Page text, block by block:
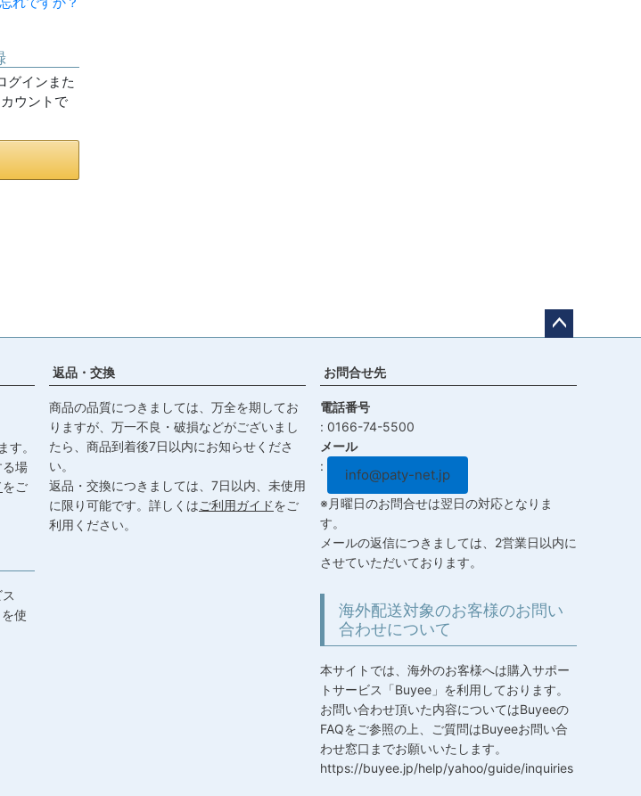
グインまた
ウントで
ップ
す。
る場
をご
使
返品・交換
商品の品質につきましては、万全を期してお
りますが、万一不良・破損などがございまし
たら、商品到着後7日以内にお知らせくださ
い。
返品・交換につきましては、7日以内、未使用
に限り可能です。詳しくはご利用ガイドをご
利用ください。
お問合せ先
電話番号
0166-74-5500
メール
info@paty-net.jp
※月曜日のお問合せは翌日の対応となりま
す。
メールの返信につきましては、2営業日以内に
させていただいております。
海外配送対象のお客様のお問い
合わせについて
本サイトでは、海外のお客様へは購入サポー
トサービス「Buyee」を利用しております。
お問い合わせ頂いた内容についてはBuyeeの
FAQをご参照の上、ご質問はBuyeeお問い合
わせ窓口までお願いいたします。
https://buyee.jp/help/yahoo/guide/inquiries